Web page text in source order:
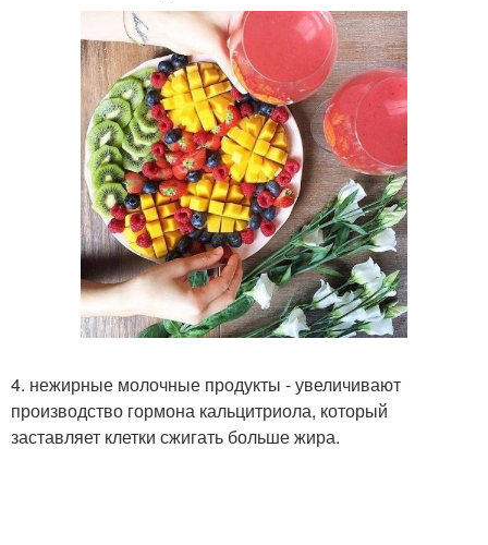
4. нежирные молочные продукты - увеличивают
производство гормона кальцитриола, который
заставляет клетки сжигать больше жира.